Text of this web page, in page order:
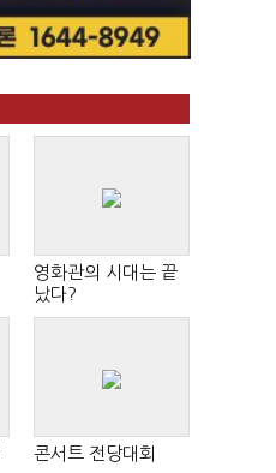
영화관의 시대는 끝
났다?
콘서트 전당대회